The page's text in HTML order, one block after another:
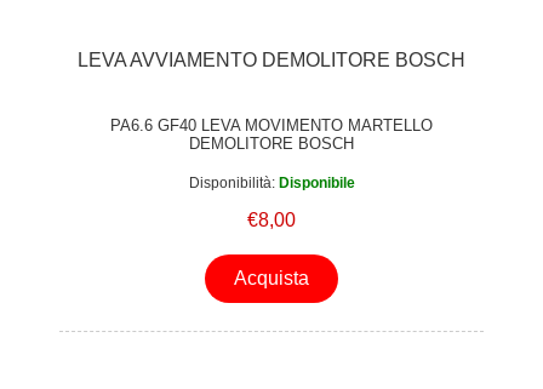
LEVA AVVIAMENTO DEMOLITORE BOSCH
PA6.6 GF40 LEVA MOVIMENTO MARTELLO
DEMOLITORE BOSCH
Disponibilità: Disponibile
€8,00
Acquista